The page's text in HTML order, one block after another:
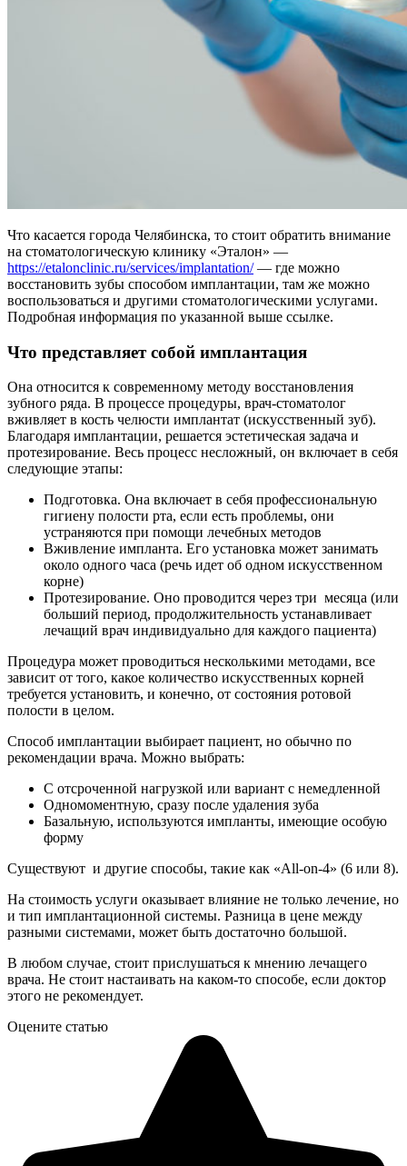
Что касается города Челябинска, то стоит обратить внимание
на стоматологическую клинику «Эталон» —
https://etalonclinic.ru/services/implantation/— где можно
восстановить зубы способом имплантации, там же можно
воспользоваться и другими стоматологическими услугами.
Подробная информация по указанной выше ссылке.
Что представляет собой имплантация
Она относится к современному методу восстановления
зубного ряда. В процессе процедуры, врач-стоматолог
вживляет в кость челюсти имплантат (искусственный зуб).
Благодаря имплантации, решается эстетическая задача и
протезирование. Весь процесс несложный, он включает в себя
следующие этапы:
Подготовка. Она включает в себя профессиональную
гигиену полости рта, если есть проблемы, они
устраняются при помощи лечебных методов
Вживление импланта. Его установка может занимать
около одного часа (речь идет об одном искусственном
корне)
Протезирование. Оно проводится через три месяца (или
больший период, продолжительность устанавливает
лечащий врач индивидуально для каждого пациента)
Процедура может проводиться несколькими методами, все
зависит от того, какое количество искусственных корней
требуется установить, и конечно, от состояния ротовой
полости в целом.
Способ имплантации выбирает пациент, но обычно по
рекомендации врача. Можно выбрать:
С отсроченной нагрузкой или вариант с немедленной
Одномоментную, сразу после удаления зуба
Базальную, используются импланты, имеющие особую
форму
Существуют и другие способы, такие как «All-on-4» (6 или 8).
На стоимость услуги оказывает влияние не только лечение, но
и тип имплантационной системы. Разница в цене между
разными системами, может быть достаточно большой.
В любом случае, стоит прислушаться к мнению лечащего
врача. Не стоит настаивать на каком-то способе, если доктор
этого не рекомендует.
Оцените статью